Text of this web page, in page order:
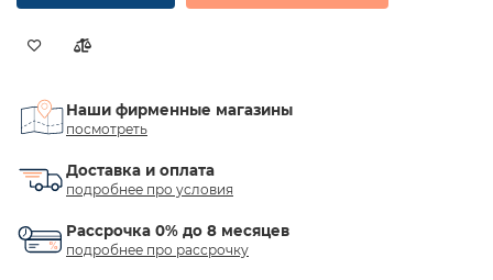
Наши фирменные магазины
посмотреть
Доставка и оплата
подробнее про условия
Рассрочка 0% до 8 месяцев
подробнее про рассрочку